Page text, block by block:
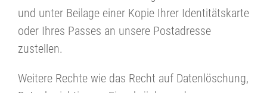
und unter Beilage einer Kopie Ihrer Identitätskarte
oder Ihres Passes an unsere Postadresse
zustellen.
Weitere Rechte wie das Recht auf Datenlöschung,